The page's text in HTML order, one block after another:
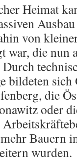
Heimat
von
war, die nun
bildeten
die
oder
Bauern
wurden.